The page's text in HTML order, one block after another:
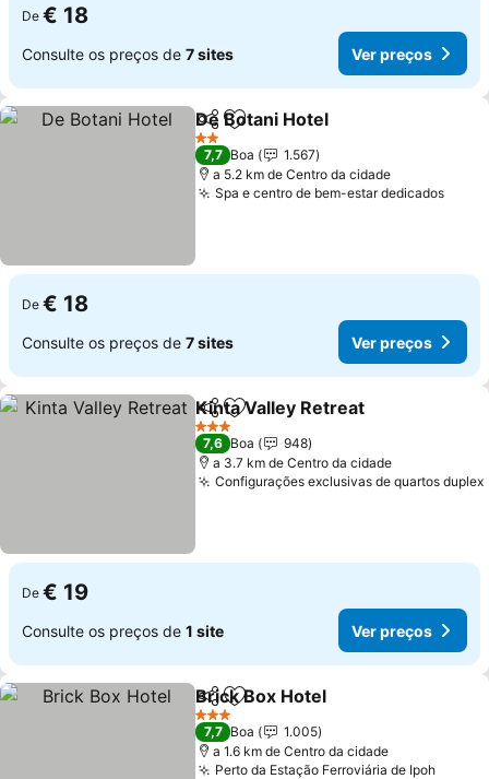
De € 18
Consulte os preços de 7 sites Ver preços
PartilharAdicionar aos favoritos
De Botani Hotel
2 Estrelas
7,7 Boa
1.567
a 5.2 km de Centro da cidade
Spa e centro de bem-estar dedicados
De € 18
Consulte os preços de 7 sites Ver preços
PartilharAdicionar aos favoritos
Kinta Valley Retreat
3 Estrelas
7,6 Boa
948
a 3.7 km de Centro da cidade
Configurações exclusivas de quartos duplex
De € 19
Consulte os preços de 1 site Ver preços
PartilharAdicionar aos favoritos
Brick Box Hotel
3 Estrelas
7,7 Boa
1.005
a 1.6 km de Centro da cidade
Perto da Estação Ferroviária de Ipoh